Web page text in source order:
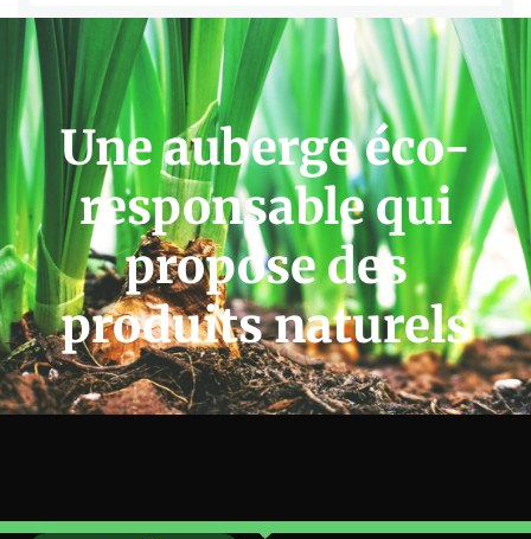
Une auberge éco-
responsable qui
propose des
produits naturels